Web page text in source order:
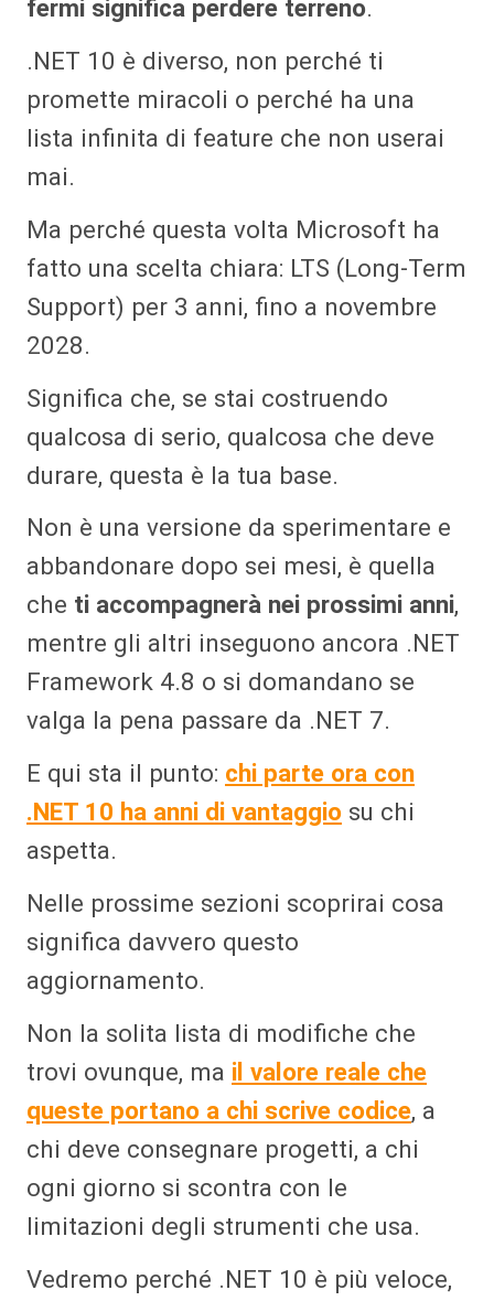
fermi significa perdere terreno.
.NET 10 è diverso, non perché ti
promette miracoli o perché ha una
lista infinita di feature che non userai
mai.
Ma perché questa volta Microsoft ha
fatto una scelta chiara: LTS (Long-Term
Support) per 3 anni, fino a novembre
2028.
Significa che, se stai costruendo
qualcosa di serio, qualcosa che deve
durare, questa è la tua base.
Non è una versione da sperimentare e
abbandonare dopo sei mesi, è quella
che ti accompagnerà nei prossimi anni,
mentre gli altri inseguono ancora .NET
Framework 4.8 o si domandano se
valga la pena passare da .NET 7.
E qui sta il punto: chi parte ora con
.NET 10 ha anni di vantaggio su chi
aspetta.
Nelle prossime sezioni scoprirai cosa
significa davvero questo
aggiornamento.
Non la solita lista di modifiche che
trovi ovunque, ma il valore reale che
queste portano a chi scrive codice, a
chi deve consegnare progetti, a chi
ogni giorno si scontra con le
limitazioni degli strumenti che usa.
Vedremo perché .NET 10 è più veloce,